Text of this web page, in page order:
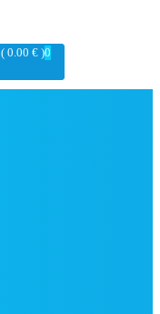
0
( 0.00 € )